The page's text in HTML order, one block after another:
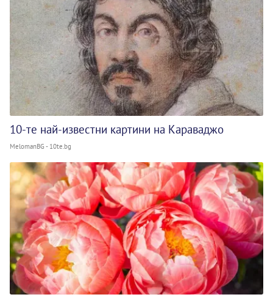
10-те най-известни картини на Караваджо
MelomanBG - 10te.bg